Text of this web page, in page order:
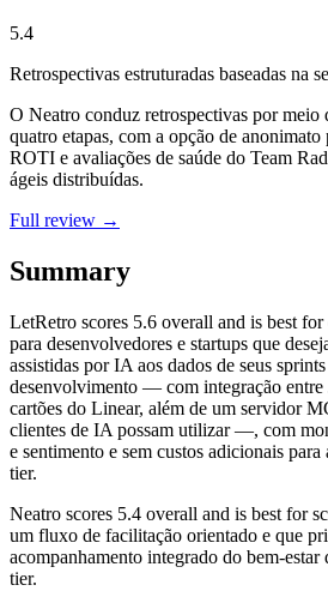
5.4
Retrospectivas estruturadas baseadas na
O Neatro conduz retrospectivas por meio
quatro etapas, com a opção de
ROTI e avaliações de saúde do Team
ágeis distribuídas.
Full review →
Summary
LetRetro scores 5.6 overall and is best for
para desenvolvedores e startups que
assistidas por IA aos dados de seus
desenvolvimento — com integração
cartões do Linear, além de um servidor
clientes de IA possam utilizar —, com
e sentimento e sem custos adicionais
tier.
Neatro scores 5.4 overall and is best for
um fluxo de facilitação orientado e que
acompanhamento integrado do bem-
tier.